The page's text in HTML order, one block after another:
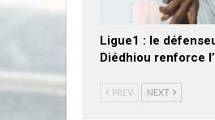
Ligue1 : le
Diédhiou renforce
PREV NEXT